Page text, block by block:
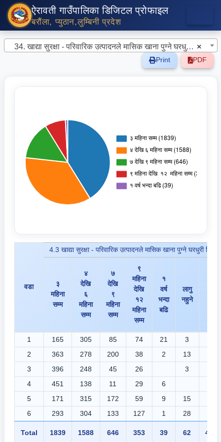
ऐरावती गाउँपालिका डिजिटल प्रोफाइल
बरौंला, प्युठान,लुम्बिनी प्रदेश
×
34. खाद्या सुरक्षा - परिवारिक उत्पादनले मासिक खाना पुग्ने घरधुरी विवरण
Print PDF
वडा
4.3 खाद्या सुरक्षा - परिवारिक उत्पादनले मासिक खाना पुग्ने घरधुरी विवरण
३
महिना
सम्म
४
देखि
६
महिना
सम्म
७
देखि
९
महिना
सम्म
९
महिना
देखि
१२
महिना
सम्म
१
वर्ष
भन्दा
बढि
लागु
नहुने
जम्मा
1 165 305 85 74 21 3
2
363 278 200 38 2 13
3
396 248 45 26 3
4
451 138 11 29 6
5
171 315 172 59 9 15
6
293 304 133 127 1 28
Total 1839 1588 646 353 39 62 4527